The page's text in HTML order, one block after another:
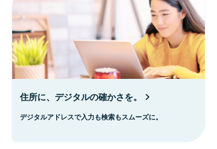
住所に、デジタルの確かさを。
デジタルアドレスで入力も検索もスムーズに。